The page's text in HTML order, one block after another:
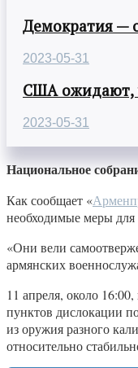
Демократия —
2023-05-31
США ожидают,
2023-05-31
Национальное
Как сообщает «
необходимые меры
«Они вели
армянских
11 апреля, около
пунктов дислокации
из оружия разного
относительно